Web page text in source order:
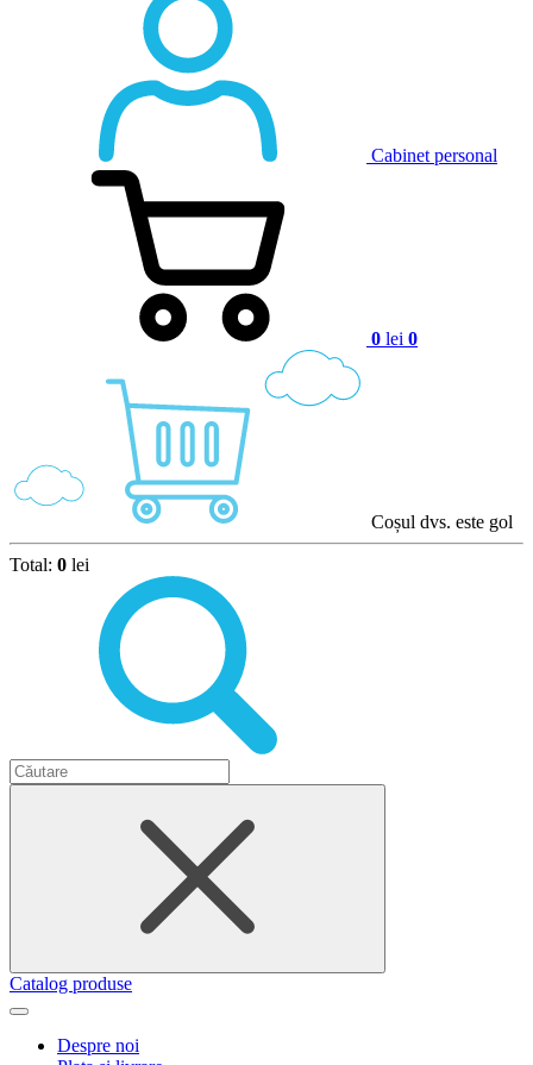
Cabinet personal
0 lei 0
Coșul dvs. este gol
Total: 0 lei
Catalog produse
Despre noi